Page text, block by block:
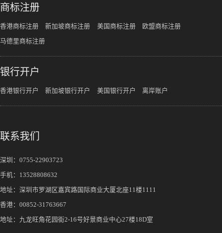
商标注册
香港商标注册 新加坡商标注册 美国商标注册 欧盟商标注册
马德里商标注册
银行开户
香港银行开户 新加坡银行开户 美国银行开户 离岸账户
联系我们
深圳： 0755-22903723
手机： 13528808632
地址：深圳市罗湖区嘉宾路国际商业大厦北座11楼1111
香港：00852-31763667
地址：九龙旺角花园街2-16号好景商业中心27楼18D室